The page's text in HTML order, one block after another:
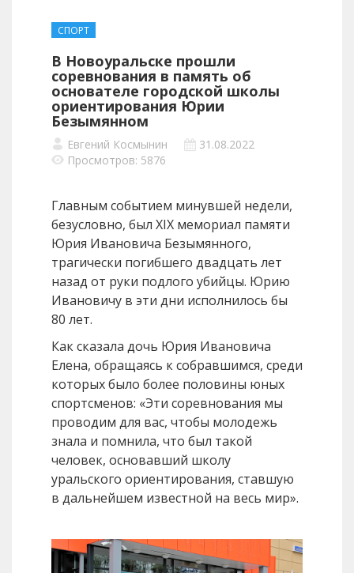
СПОРТ
В Новоуральске прошли
соревнования в память об
основателе городской школы
ориентирования Юрии
Безымянном
Евгений Космынин
31.08.2022
Просмотров: 5876
Главным событием минувшей недели,
безусловно, был XIX мемориал памяти
Юрия Ивановича Безымянного,
трагически погибшего двадцать лет
назад от руки подлого убийцы. Юрию
Ивановичу в эти дни исполнилось бы
80 лет.
Как сказала дочь Юрия Ивановича
Елена, обращаясь к собравшимся, среди
которых было более половины юных
спортсменов: «Эти соревнования мы
проводим для вас, чтобы молодежь
знала и помнила, что был такой
человек, основавший школу
уральского ориентирования, ставшую
в дальнейшем известной на весь мир».